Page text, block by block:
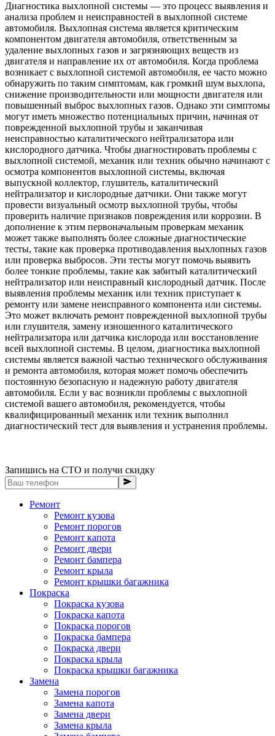
Диагностика выхлопной системы — это процесс выявления и
анализа проблем и неисправностей в выхлопной системе
автомобиля. Выхлопная система является критическим
компонентом двигателя автомобиля, ответственным за
удаление выхлопных газов и загрязняющих веществ из
двигателя и направление их от автомобиля. Когда проблема
возникает с выхлопной системой автомобиля, ее часто можно
обнаружить по таким симптомам, как громкий шум выхлопа,
снижение производительности или мощности двигателя или
повышенный выброс выхлопных газов. Однако эти симптомы
могут иметь множество потенциальных причин, начиная от
поврежденной выхлопной трубы и заканчивая
неисправностью каталитического нейтрализатора или
кислородного датчика. Чтобы диагностировать проблемы с
выхлопной системой, механик или техник обычно начинают с
осмотра компонентов выхлопной системы, включая
выпускной коллектор, глушитель, каталитический
нейтрализатор и кислородные датчики. Они также могут
провести визуальный осмотр выхлопной трубы, чтобы
проверить наличие признаков повреждения или коррозии. В
дополнение к этим первоначальным проверкам механик
может также выполнять более сложные диагностические
тесты, такие как проверка противодавления выхлопных газов
или проверка выбросов. Эти тесты могут помочь выявить
более тонкие проблемы, такие как забитый каталитический
нейтрализатор или неисправный кислородный датчик. После
выявления проблемы механик или техник приступает к
ремонту или замене неисправного компонента или системы.
Это может включать ремонт поврежденной выхлопной трубы
или глушителя, замену изношенного каталитического
нейтрализатора или датчика кислорода или восстановление
всей выхлопной системы. В целом, диагностика выхлопной
системы является важной частью технического обслуживания
и ремонта автомобиля, которая может помочь обеспечить
постоянную безопасную и надежную работу двигателя
автомобиля. Если у вас возникли проблемы с выхлопной
системой вашего автомобиля, рекомендуется, чтобы
квалифицированный механик или техник выполнил
диагностический тест для выявления и устранения проблемы.
Запишись на СТО и получи скидку
Ремонт
Ремонт кузова
Ремонт порогов
Ремонт капота
Ремонт двери
Ремонт бампера
Ремонт крыла
Ремонт крышки багажника
Покраска
Покраска кузова
Покраска капота
Покраска порогов
Покраска бампера
Покраска двери
Покраска крыла
Покраска крышки багажника
Замена
Замена порогов
Замена капота
Замена двери
Замена крыла